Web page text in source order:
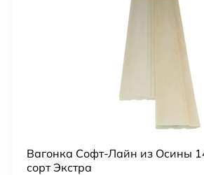
Вагонка Софт-Лайн из Осины
сорт Экстра